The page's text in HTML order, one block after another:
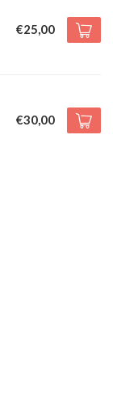
€25,00
€30,00